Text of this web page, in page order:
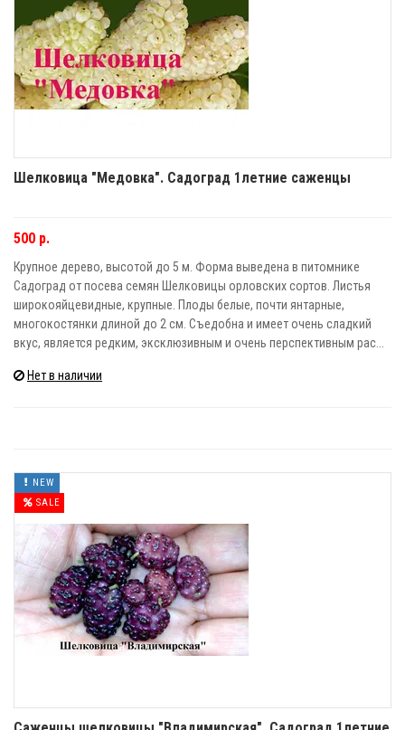
Шелковица "Медовка". Садоград 1летние саженцы
500 р.
Крупное дерево, высотой до 5 м. Форма выведена в питомнике
Садоград от посева семян Шелковицы орловских сортов. Листья
широкояйцевидные, крупные. Плоды белые, почти янтарные,
многокостянки длиной до 2 см. Съедобна и имеет очень сладкий
вкус, является редким, эксклюзивным и очень перспективным рас...
Нет в наличии
SALE
NEW